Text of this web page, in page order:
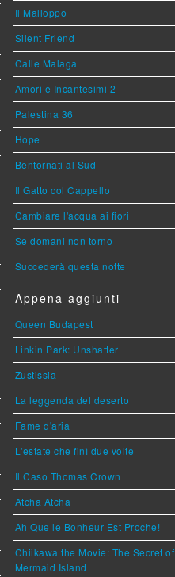
Il Malloppo
Silent Friend
Calle Malaga
Amori e Incantesimi 2
Palestina 36
Hope
Bentornati al Sud
Il Gatto col Cappello
Cambiare l'acqua ai fiori
Se domani non torno
Succederà questa notte
Appena aggiunti
Queen Budapest
Linkin Park: Unshatter
Zustissia
La leggenda del deserto
Fame d'aria
L'estate che finì due volte
Il Caso Thomas Crown
Atcha Atcha
Ah Que le Bonheur Est Proche!
Chiikawa the Movie: The Secret of
Mermaid Island